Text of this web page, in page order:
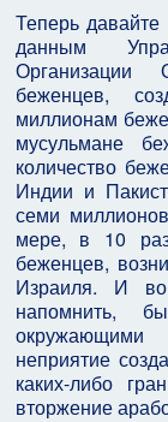
Теперь
данным
беженцев,
миллионам
мусульмане
количество
Индии и
семи
мере, в 10
беженцев,
Израиля. И
напомнить,
неприятие
каких-либо
вторжение